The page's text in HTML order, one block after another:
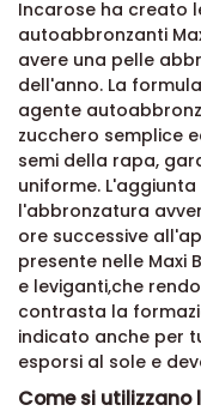
Incarose ha creato
autoabbronzanti
avere una pelle
dell'anno. La
agente
zucchero semplice
semi della rapa,
uniforme.
l'abbronzatura
ore successive
presente nelle Maxi
e leviganti,che
contrasta la
indicato anche per
esporsi al sole e
Come si utilizzano